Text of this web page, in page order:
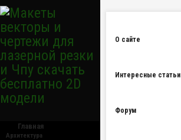
Главная
Архитектура
О сайте
Интересные статьи
Форум